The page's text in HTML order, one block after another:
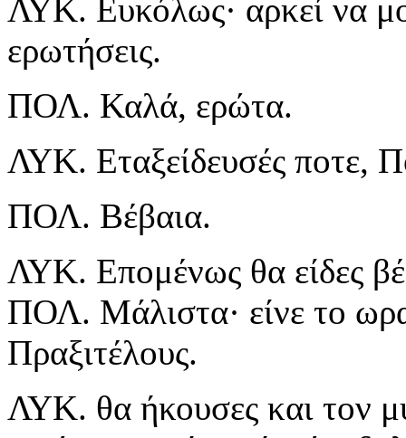
ΛΥΚ. Ευκόλως· αρκεί να
ερωτήσεις.
ΠΟΛ. Καλά, ερώτα.
ΛΥΚ. Εταξείδευσές ποτε,
ΠΟΛ. Βέβαια.
ΛΥΚ. Επομένως θα είδες
ΠΟΛ. Μάλιστα· είνε το
Πραξιτέλους.
ΛΥΚ. θα ήκουσες και τον